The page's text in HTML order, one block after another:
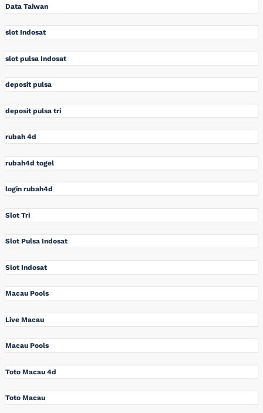
Data Taiwan
slot Indosat
slot pulsa Indosat
deposit pulsa
deposit pulsa tri
rubah 4d
rubah4d togel
login rubah4d
Slot Tri
Slot Pulsa Indosat
Slot Indosat
Macau Pools
Live Macau
Macau Pools
Toto Macau 4d
Toto Macau